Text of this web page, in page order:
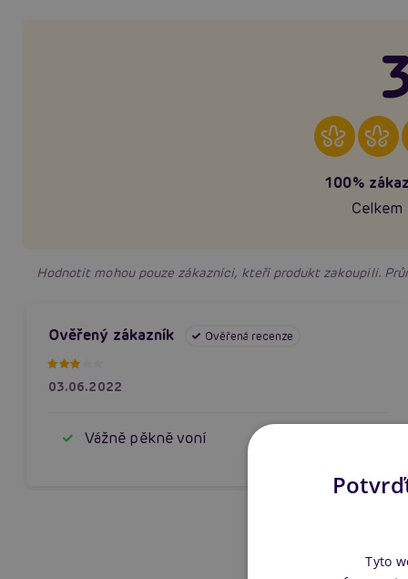
100%
Hodnotit mohou pouze zákazníci, kteří produkt zakoupili.
Ověřený zákazník Ověřená recenze
03.06.2022
Vážně pěkně voní
Tyto